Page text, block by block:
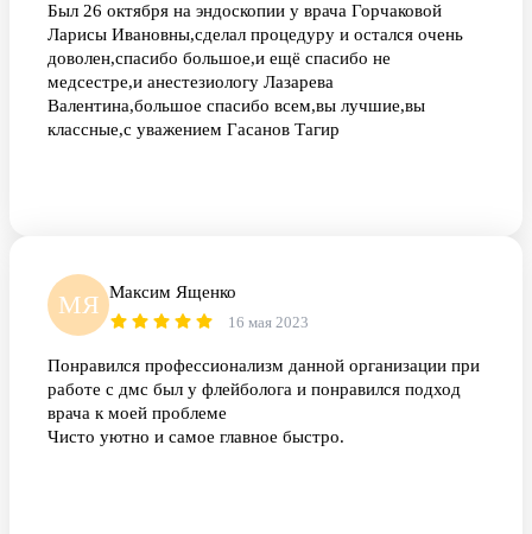
Был 26 октября на эндоскопии у врача Горчаковой
Ларисы Ивановны,сделал процедуру и остался очень
доволен,спасибо большое,и ещё спасибо не
медсестре,и анестезиологу Лазарева
Валентина,большое спасибо всем,вы лучшие,вы
классные,с уважением Гасанов Тагир
МЯ Максим Ященко
16 мая 2023
Понравился профессионализм данной организации при
работе с дмс был у флейболога и понравился подход
врача к моей проблеме
Чисто уютно и самое главное быстро.